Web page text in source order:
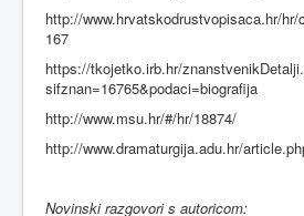
http://www.hrvatskodrustvopisaca.hr/
167
https://tkojetko.irb.hr/
sifznan=16765&podaci=biografija
http://www.msu.hr/#/hr/18874/
http://www.dramaturgija.adu.hr/
Novinski razgovori s autoricom: